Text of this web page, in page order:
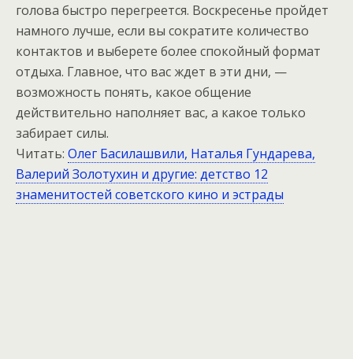
голова быстро перегреется. Воскресенье пройдет
намного лучше, если вы сократите количество
контактов и выберете более спокойный формат
отдыха. Главное, что вас ждет в эти дни, —
возможность понять, какое общение
действительно наполняет вас, а какое только
забирает силы.
Читать: Олег Басилашвили, Наталья Гундарева,
Валерий Золотухин и другие: детство 12
знаменитостей советского кино и эстрады